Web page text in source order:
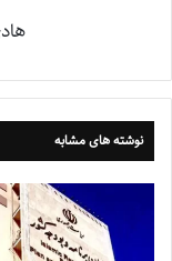
نوشته های مشابه